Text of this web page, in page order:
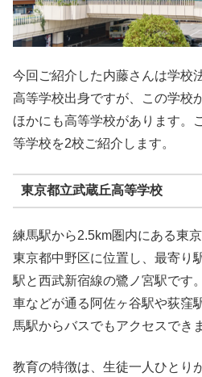
今回ご紹介した内藤さんは学校
高等学校出身ですが、この学校
ほかにも高等学校があります。
等学校を2校ご紹介します。
東京都立武蔵丘高等学校
練馬駅から2.5km圏内にある東
東京都中野区に位置し、最寄り
駅と西武新宿線の鷺ノ宮駅です
車などが通る阿佐ヶ谷駅や荻窪
馬駅からバスでもアクセスでき
教育の特徴は、生徒一人ひとり